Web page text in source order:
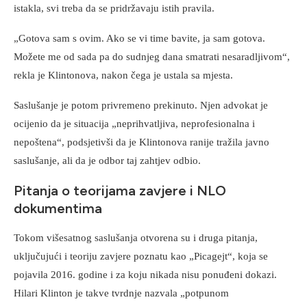
istakla, svi treba da se pridržavaju istih pravila.
„Gotova sam s ovim. Ako se vi time bavite, ja sam gotova.
Možete me od sada pa do sudnjeg dana smatrati nesaradljivom“,
rekla je Klintonova, nakon čega je ustala sa mjesta.
Saslušanje je potom privremeno prekinuto. Njen advokat je
ocijenio da je situacija „neprihvatljiva, neprofesionalna i
nepoštena“, podsjetivši da je Klintonova ranije tražila javno
saslušanje, ali da je odbor taj zahtjev odbio.
Pitanja o teorijama zavjere i NLO
dokumentima
Tokom višesatnog saslušanja otvorena su i druga pitanja,
uključujući i teoriju zavjere poznatu kao „Picagejt“, koja se
pojavila 2016. godine i za koju nikada nisu ponuđeni dokazi.
Hilari Klinton je takve tvrdnje nazvala „potpunom